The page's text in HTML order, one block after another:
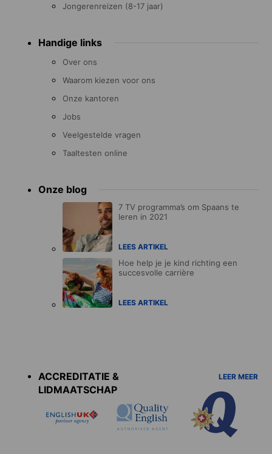
Jongerenreizen (8-17 jaar)
Handige links
Over ons
Waarom kiezen voor ons
Onze kantoren
Jobs
Veelgestelde vragen
Taaltesten online
Onze blog
7 TV programma’s om Spaans te
leren in 2021
LEES ARTIKEL
Hoe help je je kind richting een
succesvolle carrière
LEES ARTIKEL
ACCREDITATIE &
LIDMAATSCHAP
LEER MEER